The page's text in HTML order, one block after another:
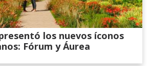
los nuevos íconos
Fórum y Áurea